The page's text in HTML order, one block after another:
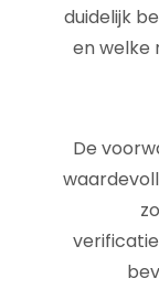
duidelijk
en welke
De